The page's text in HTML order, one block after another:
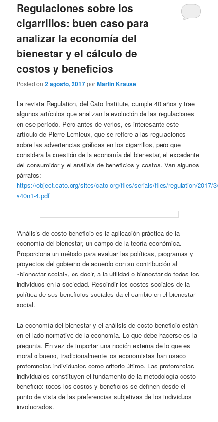
Regulaciones sobre los
cigarrillos: buen caso para
analizar la economía del
bienestar y el cálculo de
costos y beneficios
Posted on2 agosto, 2017porMartin Krause
La revista Regulation, del Cato Institute, cumple 40 años y trae
algunos artículos que analizan la evolución de las regulaciones
en ese período. Pero antes de verlos, es interesante este
artículo de Pierre Lemieux, que se refiere a las regulaciones
sobre las advertencias gráficas en los cigarrillos, pero que
considera la cuestión de la economía del bienestar, el excedente
del consumidor y el análisis de beneficios y costos. Van algunos
párrafos:
https://object.cato.org/sites/cato.org/files/serials/files/regulation/2017/
v40n1-4.pdf
“Análisis de costo-beneficio es la aplicación práctica de la
economía del bienestar, un campo de la teoría económica.
Proporciona un método para evaluar las políticas, programas y
proyectos del gobierno de acuerdo con su contribución al
«bienestar social», es decir, a la utilidad o bienestar de todos los
individuos en la sociedad. Rescindir los costos sociales de la
política de sus beneficios sociales da el cambio en el bienestar
social.
La economía del bienestar y el análisis de costo-beneficio están
en el lado normativo de la economía. Lo que debe hacerse es la
pregunta. En vez de importar una noción externa de lo que es
moral o bueno, tradicionalmente los economistas han usado
preferencias individuales como criterio último. Las preferencias
individuales constituyen el fundamento de la metodología costo-
beneficio: todos los costos y beneficios se definen desde el
punto de vista de las preferencias subjetivas de los individuos
involucrados.